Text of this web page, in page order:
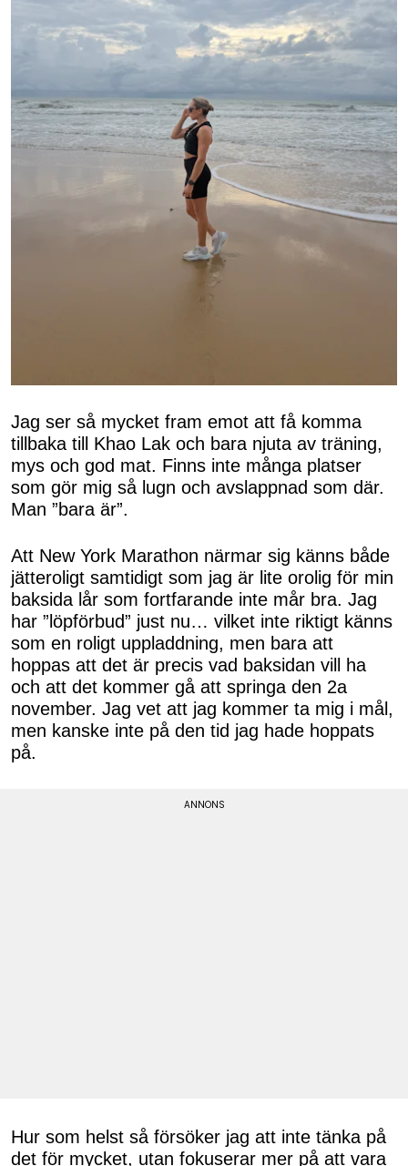
Jag ser så mycket fram emot att få komma
tillbaka till Khao Lak och bara njuta av träning,
mys och god mat. Finns inte många platser
som gör mig så lugn och avslappnad som där.
Man ”bara är”.
Att New York Marathon närmar sig känns både
jätteroligt samtidigt som jag är lite orolig för min
baksida lår som fortfarande inte mår bra. Jag
har ”löpförbud” just nu… vilket inte riktigt känns
som en roligt uppladdning, men bara att
hoppas att det är precis vad baksidan vill ha
och att det kommer gå att springa den 2a
november. Jag vet att jag kommer ta mig i mål,
men kanske inte på den tid jag hade hoppats
på.
Hur som helst så försöker jag att inte tänka på
det för mycket, utan fokuserar mer på att vara